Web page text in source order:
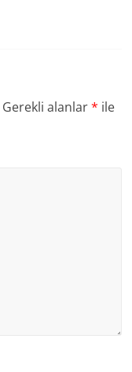
Gerekli alanlar* ile